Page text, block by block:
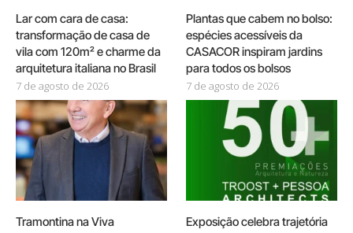
Lar com cara de casa:
transformação de casa de
vila com 120m² e charme da
arquitetura italiana no Brasil
7 de agosto de 2026
Plantas que cabem no bolso:
espécies acessíveis da
CASACOR inspiram jardins
para todos os bolsos
7 de agosto de 2026
Tramontina na Viva
Exposição celebra trajetória